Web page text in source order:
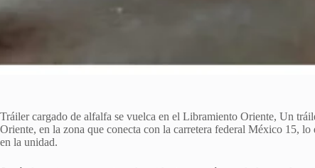
Tráiler cargado de alfalfa se vuelca en el Libramiento Oriente, Un
Oriente, en la zona que conecta con la carretera federal México 15,
en la unidad.